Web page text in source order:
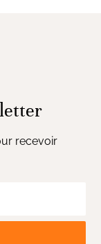
recevoir